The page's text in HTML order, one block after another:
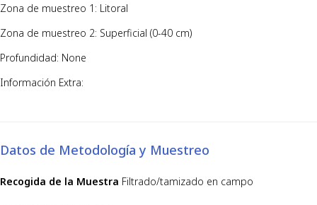
Zona de muestreo 1: Litoral
Zona de muestreo 2: Superficial (0-40 cm)
Profundidad: None
Información Extra:
Datos de Metodología y Muestreo
Recogida de la Muestra Filtrado/tamizado en campo